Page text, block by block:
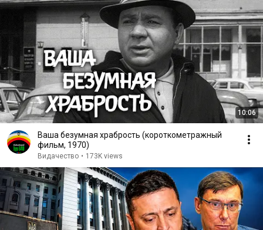
10:06
Ваша безумная храбрость (короткометражный
фильм, 1970)
Видачество • 173K views